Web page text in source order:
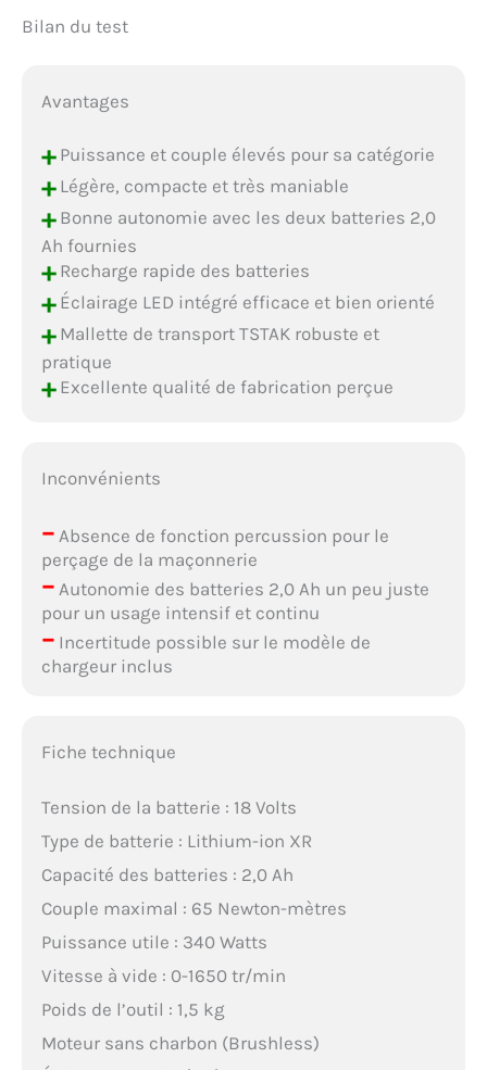
Bilan du test
Avantages
+Puissance et couple élevés pour sa catégorie
+Légère, compacte et très maniable
+Bonne autonomie avec les deux batteries 2,0
Ah fournies
+Recharge rapide des batteries
+Éclairage LED intégré efficace et bien orienté
+Mallette de transport TSTAK robuste et
pratique
+Excellente qualité de fabrication perçue
Inconvénients
–Absence de fonction percussion pour le
perçage de la maçonnerie
–Autonomie des batteries 2,0 Ah un peu juste
pour un usage intensif et continu
–Incertitude possible sur le modèle de
chargeur inclus
Fiche technique
Tension de la batterie : 18 Volts
Type de batterie : Lithium-ion XR
Capacité des batteries : 2,0 Ah
Couple maximal : 65 Newton-mètres
Puissance utile : 340 Watts
Vitesse à vide : 0-1650 tr/min
Poids de l’outil : 1,5 kg
Moteur sans charbon (Brushless)